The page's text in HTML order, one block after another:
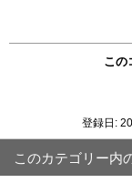
この
登録日:
このカテゴリー内